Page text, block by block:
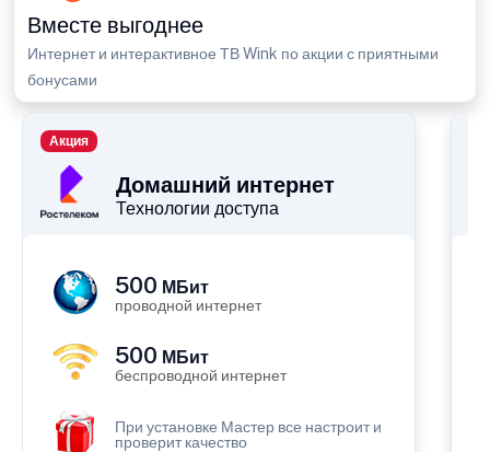
Вместе выгоднее
Интернет и интерактивное ТВ Wink по акции с приятными
бонусами
Домашний интернет
Технологии доступа
Акция
500 МБит
проводной интернет
500 МБит
беспроводной интернет
При установке Мастер все настроит и
проверит качество